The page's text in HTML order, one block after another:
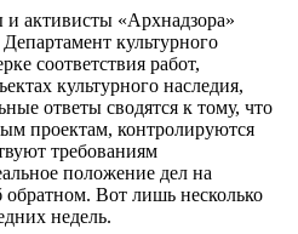
активисты «Архнадзора»
культурного
соответствия работ,
культурного наследия,
ответы сводятся к тому, что
проектам, контролируются
требованиям
положение дел на
обратном. Вот лишь несколько
недель.